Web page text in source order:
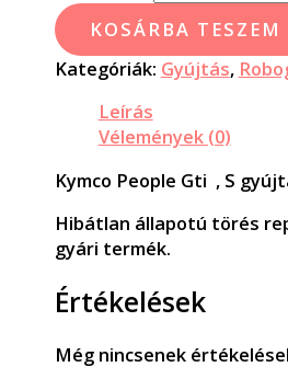
KOSÁRBA TESZEM
Kategóriák: Gyújtás,
Leírás
Vélemények (0)
Kymco People Gti , S
Hibátlan állapotú törés
gyári termék.
Értékelések
Még nincsenek